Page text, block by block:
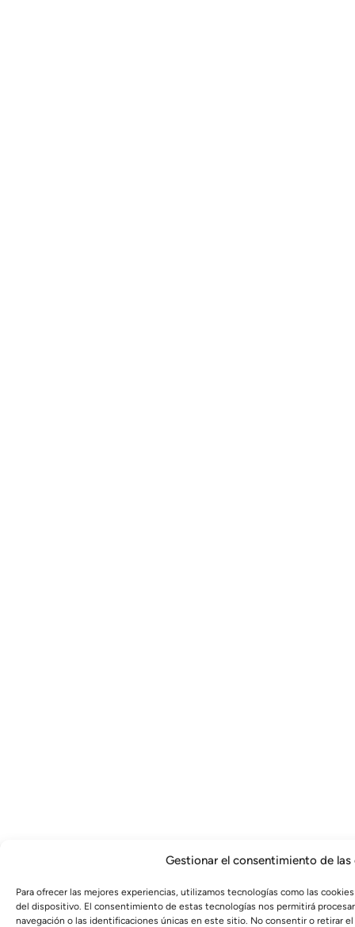
Gestionar el consentimiento de las
Para ofrecer las mejores experiencias, utilizamos tecnologías como las
del dispositivo. El consentimiento de estas tecnologías nos permitirá
navegación o las identificaciones únicas en este sitio. No consentir o retirar